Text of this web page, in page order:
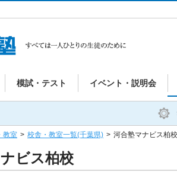
模試・テスト イベント・説明会
教室 > 校舎・教室一覧(千葉県) > 河合塾マナビス柏校
ビス柏校